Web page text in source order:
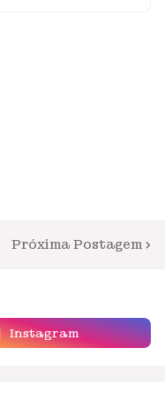
Próxima Postagem
Instagram